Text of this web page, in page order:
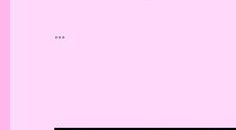
…